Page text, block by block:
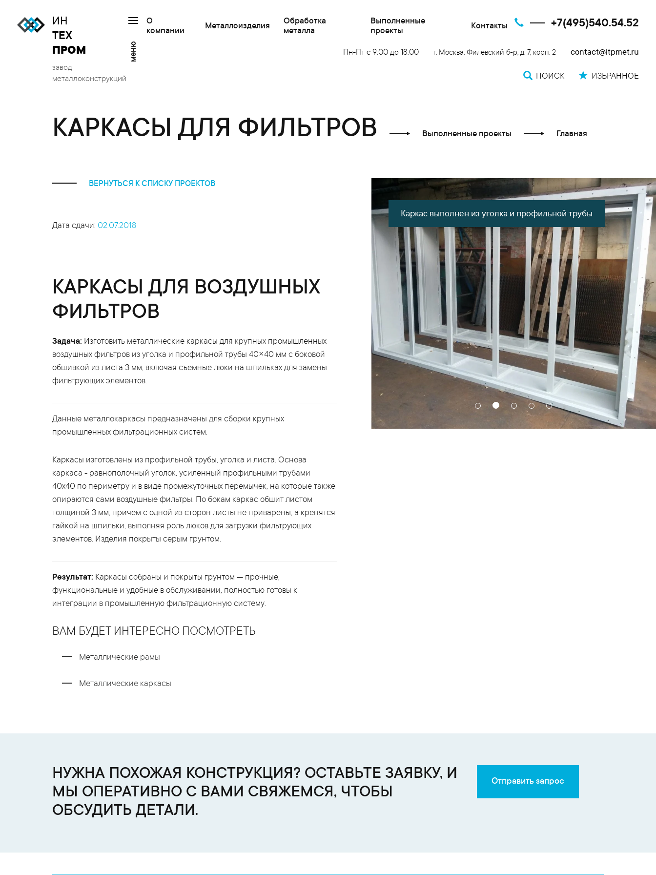
ИН
ТЕХ
ПРОМ
завод
металлоконструкций
меню
О
компании
Металлоизделия
Обработка
металла
Выполненные
проекты
Контакты +7(495)540.54.52
Пн-Пт с 9:00 до 18:00 г. Москва, Филёвский б-р, д. 7, корп. 2 contact@itpmet.ru
ПОИСК ИЗБРАННОЕ
КАРКАСЫ ДЛЯ ФИЛЬТРОВ Выполненные проекты Главная
ВЕРНУТЬСЯ К СПИСКУ ПРОЕКТОВ
Дата сдачи: 02.07.2018
КАРКАСЫ ДЛЯ ВОЗДУШНЫХ
ФИЛЬТРОВ
Задача: Изготовить металлические каркасы для крупных промышленных
воздушных фильтров из уголка и профильной трубы 40×40 мм с боковой
обшивкой из листа 3 мм, включая съёмные люки на шпильках для замены
фильтрующих элементов.
Данные металлокаркасы предназначены для сборки крупных
промышленных фильтрационных систем.
Каркасы изготовлены из профильной трубы, уголка и листа. Основа
каркаса - равнополочный уголок, усиленный профильными трубами
40х40 по периметру и в виде промежуточных перемычек, на которые также
опираются сами воздушные фильтры. По бокам каркас обшит листом
толщиной 3 мм, причем с одной из сторон листы не приварены, а крепятся
гайкой на шпильки, выполняя роль люков для загрузки фильтрующих
элементов. Изделия покрыты серым грунтом.
Результат: Каркасы собраны и покрыты грунтом — прочные,
функциональные и удобные в обслуживании, полностью готовы к
интеграции в промышленную фильтрационную систему.
ВАМ БУДЕТ ИНТЕРЕСНО ПОСМОТРЕТЬ
Металлические рамы
Металлические каркасы
Каркас выполнен из уголка и профильной трубы
НУЖНА ПОХОЖАЯ КОНСТРУКЦИЯ? ОСТАВЬТЕ ЗАЯВКУ, И
МЫ ОПЕРАТИВНО С ВАМИ СВЯЖЕМСЯ, ЧТОБЫ
ОБСУДИТЬ ДЕТАЛИ.
Отправить запрос